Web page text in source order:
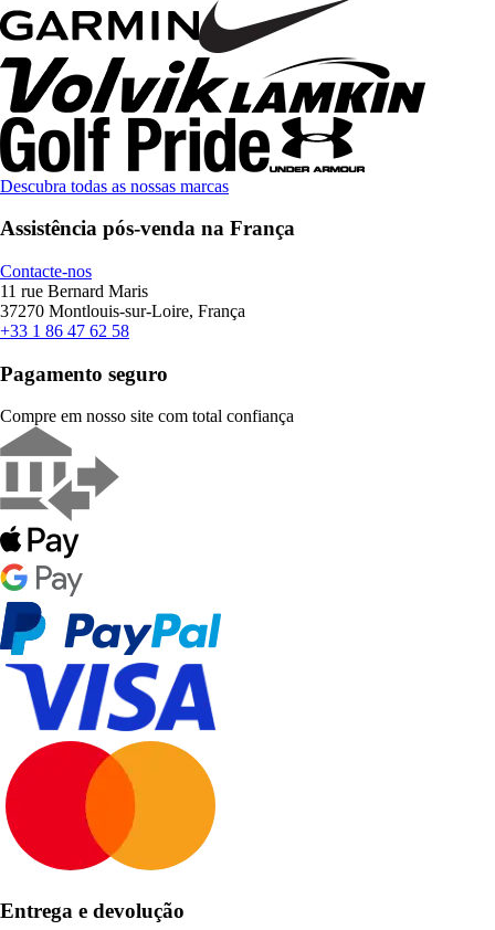
Descubra todas as nossas marcas
Assistência pós-venda na França
Contacte-nos
11 rue Bernard Maris
37270 Montlouis-sur-Loire, França
+33 1 86 47 62 58
Pagamento seguro
Compre em nosso site com total confiança
Entrega e devolução